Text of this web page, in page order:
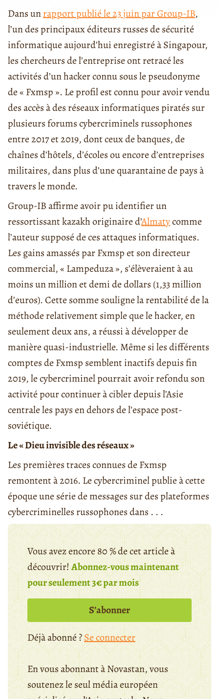
Dans unrapport publié le 23 juin par Group-IB,
l’un des principaux éditeurs russes de sécurité
informatique aujourd’hui enregistré à Singapour,
les chercheurs de l’entreprise ont retracé les
activités d’un hacker connu sous le pseudonyme
de « Fxmsp ». Le profil est connu pour avoir vendu
des accès à des réseaux informatiques piratés sur
plusieurs forums cybercriminels russophones
entre 2017 et 2019, dont ceux de banques, de
chaînes d’hôtels, d’écoles ou encore d’entreprises
militaires, dans plus d’une quarantaine de pays à
travers le monde.
Group-IB affirme avoir pu identifier un
ressortissant kazakh originaire d’Almatycomme
l’auteur supposé de ces attaques informatiques.
Les gains amassés par Fxmsp et son directeur
commercial, « Lampeduza », s’élèveraient à au
moins un million et demi de dollars (1,33 million
d’euros). Cette somme souligne la rentabilité de la
méthode relativement simple que le hacker, en
seulement deux ans, a réussi à développer de
manière quasi-industrielle. Même si les différents
comptes de Fxmsp semblent inactifs depuis fin
2019, le cybercriminel pourrait avoir refondu son
activité pour continuer à cibler depuis l’Asie
centrale les pays en dehors de l’espace post-
soviétique.
Le « Dieu invisible des réseaux »
Les premières traces connues de Fxmsp
remontent à 2016. Le cybercriminel publie à cette
époque une série de messages sur des plateformes
cybercriminelles russophones dans . . .
Vous avez encore 80 % de cet article à
découvrir!Abonnez-vous maintenant
pour seulement 3€ par mois
S’abonner
Déjà abonné ?Se connecter
En vous abonnant à Novastan, vous
soutenez le seul média européen